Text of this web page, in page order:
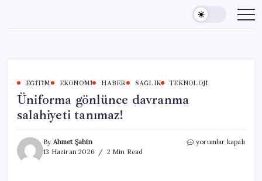
content
EĞITIM EKONOMI HABER SAĞLIK TEKNOLOJI
Üniforma gönlünce davranma
salahiyeti tanımaz!
By Ahmet Şahin
13 Haziran 2026
2 Min Read
Üniforma
yorumlar kapalı